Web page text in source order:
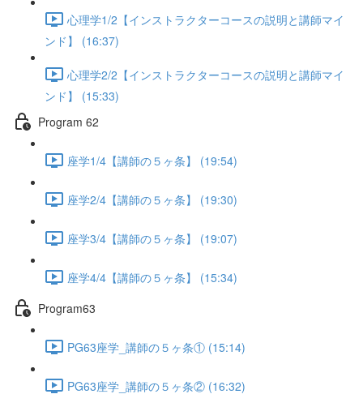
心理学1/2【インストラクターコースの説明と講師マイ
ンド】 (16:37)
心理学2/2【インストラクターコースの説明と講師マイ
ンド】 (15:33)
Program 62
座学1/4【講師の５ヶ条】 (19:54)
座学2/4【講師の５ヶ条】 (19:30)
座学3/4【講師の５ヶ条】 (19:07)
座学4/4【講師の５ヶ条】 (15:34)
Program63
PG63座学_講師の５ヶ条① (15:14)
PG63座学_講師の５ヶ条② (16:32)